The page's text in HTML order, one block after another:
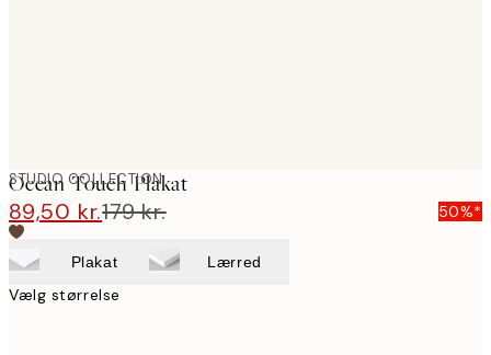
STUDIO COLLECTION
Ocean Touch Plakat
89,50 kr.179 kr. 50%*
Plakat Lærred
Vælg størrelse